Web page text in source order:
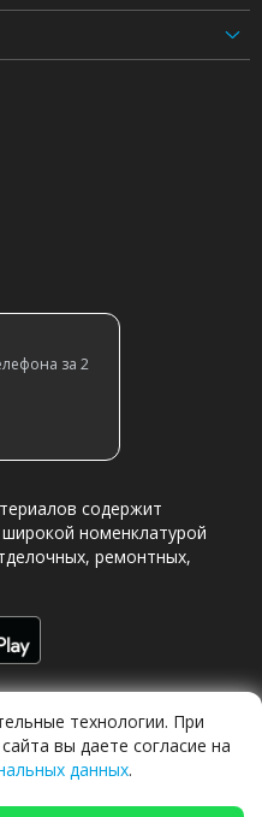
за 2
содержит
номенклатурой
ремонтных,
согласие на
технологии. При
вы даете согласие на
данных.